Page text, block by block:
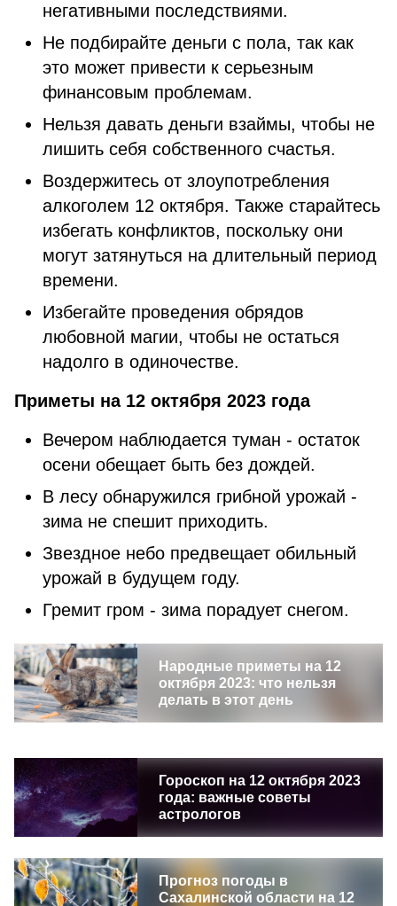
негативными последствиями.
Не подбирайте деньги с пола, так как
это может привести к серьезным
финансовым проблемам.
Нельзя давать деньги взаймы, чтобы не
лишить себя собственного счастья.
Воздержитесь от злоупотребления
алкоголем 12 октября. Также старайтесь
избегать конфликтов, поскольку они
могут затянуться на длительный период
времени.
Избегайте проведения обрядов
любовной магии, чтобы не остаться
надолго в одиночестве.
Приметы на 12 октября 2023 года
Вечером наблюдается туман - остаток
осени обещает быть без дождей.
В лесу обнаружился грибной урожай -
зима не спешит приходить.
Звездное небо предвещает обильный
урожай в будущем году.
Гремит гром - зима порадует снегом.
Народные приметы на 12
октября 2023: что нельзя
делать в этот день
Гороскоп на 12 октября 2023
года: важные советы
астрологов
Прогноз погоды в
Сахалинской области на 12